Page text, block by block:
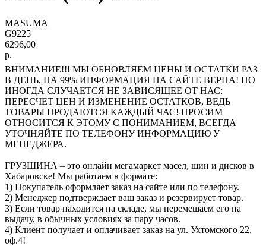
MASUMA
G9225
6296,00
р.
ВНИМАНИЕ!!! МЫ ОБНОВЛЯЕМ ЦЕНЫ И ОСТАТКИ РАЗ
В ДЕНЬ, НА 99% ИНФОРМАЦИЯ НА САЙТЕ ВЕРНА! НО
ИНОГДА СЛУЧАЕТСЯ НЕ ЗАВИСЯЩЕЕ ОТ НАС:
ПЕРЕСЧЕТ ЦЕН И ИЗМЕНЕНИЕ ОСТАТКОВ, ВЕДЬ
ТОВАРЫ ПРОДАЮТСЯ КАЖДЫЙ ЧАС! ПРОСИМ
ОТНОСИТСЯ К ЭТОМУ С ПОНИМАНИЕМ, ВСЕГДА
УТОЧНЯЙТЕ ПО ТЕЛЕФОНУ ИНФОРМАЦИЮ У
МЕНЕДЖЕРА.
ГРУЗШИНА – это онлайн мегамаркет масел, шин и дисков в
Хабаровске! Мы работаем в формате:
1) Покупатель оформляет заказ на сайте или по телефону.
2) Менеджер подтверждает ваш заказ и резервирует товар.
3) Если товар находится на складе, мы перемещаем его на
выдачу, в обычных условиях за пару часов.
4) Клиент получает и оплачивает заказ на ул. Ухтомского 22,
оф.4!